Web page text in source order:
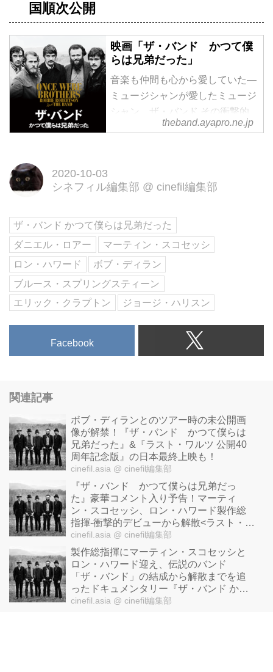
国順次公開
映画「ザ・バンド かつて僕
らは兄弟だった」
音楽も仲間も心から愛していた―
ミュージシャンが愛したミュージ
シャン、ザ・バンド その衝撃的
デビューから解散<ラスト・ワル
ROBERTSON AND THE BAND
theband.ayapro.ne.jp
2020-10-03
シネフィル編集部 @ cinefil編集部
ザ・バンド かつて僕らは兄弟だった
ダニエル・ロアー
マーティン・スコセッシ
ロン・ハワード
ボブ・ディラン
ブルース・スプリングスティーン
エリック・クラプトン
ジョージ・ハリスン
Facebook
関連記事
ボブ・ディランとのツアー時の未公開画
像が解禁！『ザ・バンド かつて僕らは
兄弟だった』&『ラスト・ワルツ 公開40
周年記念版』の日本最終上映も！
cinefil.asia @ cinefil編集部
『ザ・バンド かつて僕らは兄弟だっ
た』豪華コメント入り予告！マーティ
ン・スコセッシ、ロン・ハワード製作総
指揮-衝撃的デビューから解散<ラスト・ワ
ルツ＞まで、今すべてが語られる―
cinefil.asia @ cinefil編集部
製作総指揮にマーティン・スコセッシと
ロン・ハワード迎え、伝説のバンド
「ザ・バンド」の結成から解散までを追
ったドキュメンタリー『ザ・バンド かつ
て僕らは兄弟だった』
cinefil.asia @ cinefil編集部